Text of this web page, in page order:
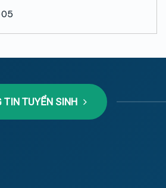
TIN TUYỂN SINH